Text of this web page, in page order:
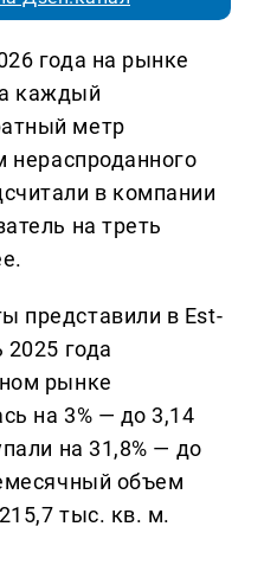
года на рынке
каждый
метр
нераспроданного
в компании
на треть
представили в Est-
года
рынке
на 3% — до 3,14
на 31,8% — до
объем
тыс. кв. м.